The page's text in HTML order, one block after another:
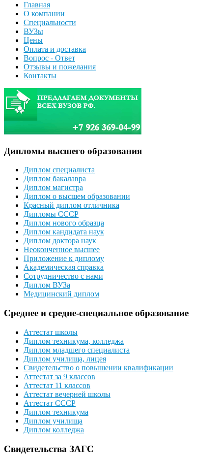
Главная
О компании
Специальности
ВУЗы
Цены
Оплата и доставка
Вопрос - Ответ
Отзывы и пожелания
Контакты
Дипломы высшего образования
Диплом специалиста
Диплом бакалавра
Диплом магистра
Диплом о высшем образовании
Красный диплом отличника
Дипломы СССР
Диплом нового образца
Диплом кандидата наук
Диплом доктора наук
Неоконченное высшее
Приложение к диплому
Академическая справка
Сотрудничество с нами
Диплом ВУЗа
Медицинский диплом
Среднее и средне-специальное образование
Аттестат школы
Диплом техникума, колледжа
Диплом младшего специалиста
Диплом училища, лицея
Свидетельство о повышении квалификации
Аттестат за 9 классов
Аттестат 11 классов
Аттестат вечерней школы
Аттестат СССР
Диплом техникума
Диплом училища
Диплом колледжа
Свидетельства ЗАГС